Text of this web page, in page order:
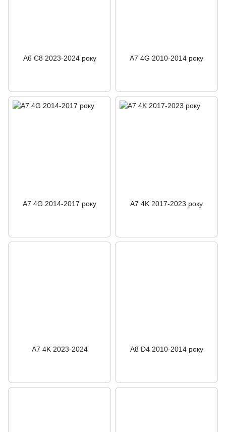
A6 C8 2023-2024 року A7 4G 2010-2014 року
A7 4G 2014-2017 року A7 4K 2017-2023 року
A7 4K 2023-2024 A8 D4 2010-2014 року